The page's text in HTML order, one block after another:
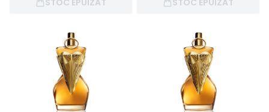
STOC EPUIZAT STOC EPUIZAT